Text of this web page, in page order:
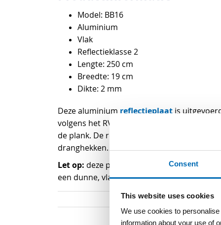
Consent
This website uses cookies
We use cookies to
information about your use of
van
afbeeldingen-
gallerij
Model: BB16
Aluminium
Vlak
Reflectieklasse 2
Lengte: 250 cm
Breedte: 19 cm
Dikte: 2 mm
Deze aluminium reflectieplaat is
volgens het RVV de algemene aanduiding
de plank. De reflectieplaat is onder andere
dranghekken.
Let op: deze plaat heeft geen groefprofiel
een dunne, vlakke aluminium plaat met een